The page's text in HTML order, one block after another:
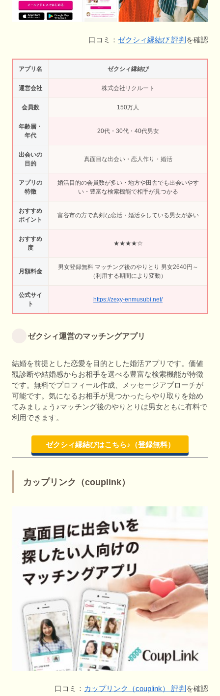
口コミ： ゼクシィ縁結び 評判 を確認
アプリ名 ゼクシィ縁結び
運営会社 株式会社リクルート
会員数 150万人
年齢層・
年代
20代・30代・40代男女
出会いの
目的
真面目な出会い・恋人作り・婚活
アプリの
特徴
婚活目的の会員数が多い・地方や田舎でも出会いやす
い・豊富な検索機能で相手が見つかる
おすすめ
ポイント
富谷市の方で真剣な恋活・婚活をしている男女が多い
おすすめ
度
★★★★☆
月額料金
男女登録無料 マッチング後のやりとり 男女2640円～
（利用する期間により変動）
公式サイ
ト
https://zexy-enmusubi.net/
ゼクシィ運営のマッチングアプリ
結婚を前提とした恋愛を目的とした婚活アプリです。価値
観診断や結婚感からお相手を選べる豊富な検索機能が特徴
です。無料でプロフィール作成、メッセージアプローチが
可能です。気になるお相手が見つかったらやり取りを始め
てみましょう♪マッチング後のやりとりは男女ともに有料で
利用できます。
ゼクシィ縁結びはこちら♪（登録無料）
カップリンク（couplink）
口コミ： カップリンク（couplink） 評判 を確認